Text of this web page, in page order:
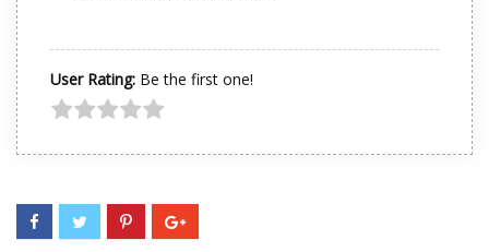
User Rating: Be the first one!